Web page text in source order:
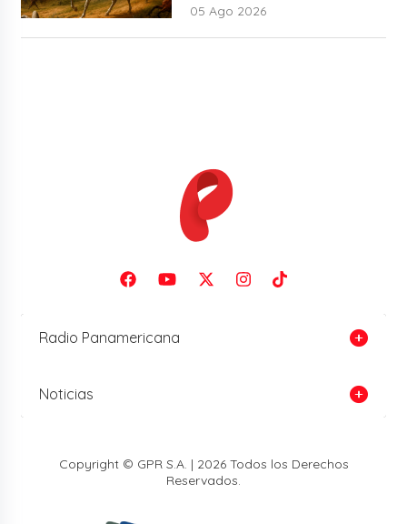
05 Ago 2026
Radio Panamericana
Noticias
Copyright © GPR S.A. | 2026 Todos los Derechos
Reservados.